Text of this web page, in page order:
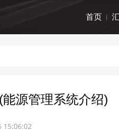
首页
源管理系统介绍)
15:06:02